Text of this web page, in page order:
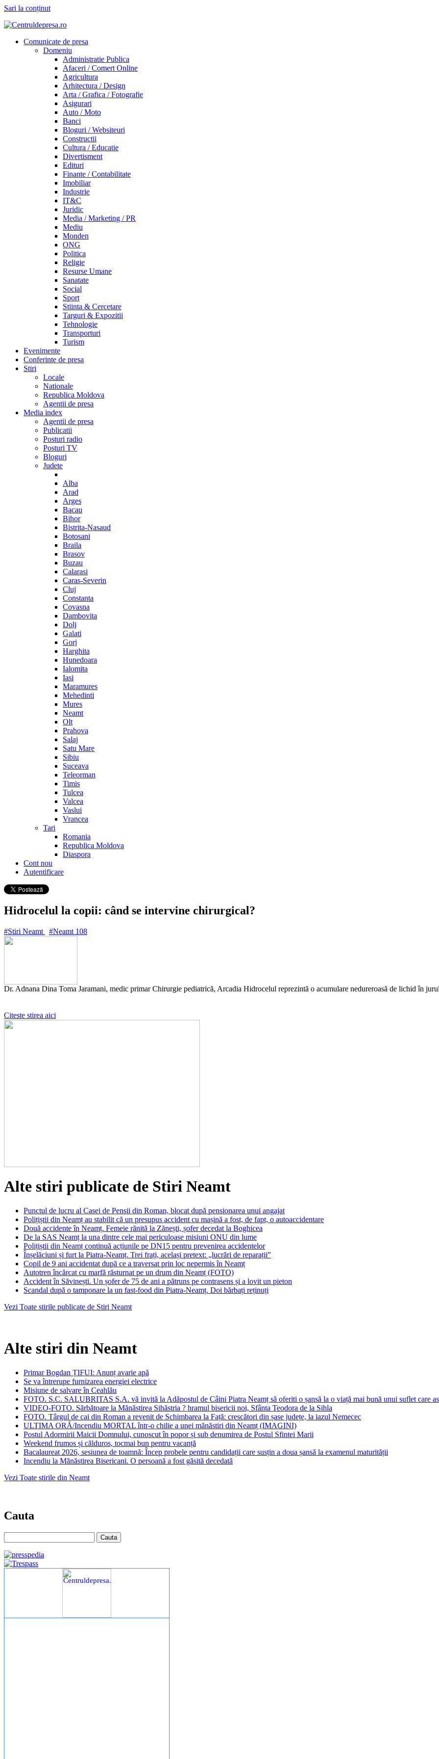
Sari la conținut
Comunicate de presa
Domeniu
Administratie Publica
Afaceri / Comert Online
Agricultura
Arhitectura / Design
Arta / Grafica / Fotografie
Asigurari
Auto / Moto
Banci
Bloguri / Websiteuri
Constructii
Cultura / Educatie
Divertisment
Edituri
Finante / Contabilitate
Imobiliar
Industrie
IT&C
Juridic
Media / Marketing / PR
Mediu
Monden
ONG
Politica
Religie
Resurse Umane
Sanatate
Social
Sport
Stiinta & Cercetare
Targuri & Expozitii
Tehnologie
Transporturi
Turism
Evenimente
Conferinte de presa
Stiri
Locale
Nationale
Republica Moldova
Agentii de presa
Media index
Agentii de presa
Publicatii
Posturi radio
Posturi TV
Bloguri
Judete
Alba
Arad
Arges
Bacau
Bihor
Bistrita-Nasaud
Botosani
Braila
Brasov
Buzau
Calarasi
Caras-Severin
Cluj
Constanta
Covasna
Dambovita
Dolj
Galati
Gorj
Harghita
Hunedoara
Ialomita
Iasi
Maramures
Mehedinti
Mures
Neamt
Olt
Prahova
Salaj
Satu Mare
Sibiu
Suceava
Teleorman
Timis
Tulcea
Valcea
Vaslui
Vrancea
Tari
Romania
Republica Moldova
Diaspora
Cont nou
Autentificare
Hidrocelul la copii: când se intervine chirurgical?
#Stiri Neamt #Neamt 108
Dr. Adnana Dina Toma Jaramani, medic primar Chirurgie pediatrică, Arcadia Hidrocelul reprezintă o acumulare nedureroasă de lichid în
Citeste stirea aici
Alte stiri publicate de Stiri Neamt
Punctul de lucru al Casei de Pensii din Roman, blocat după pensionarea unui angajat
Polițiștii din Neamț au stabilit că un presupus accident cu mașină a fost, de fapt, o autoaccidentare
Două accidente în Neamț. Femeie rănită la Zănești, șofer decedat la Boghicea
De la SAS Neamț la una dintre cele mai periculoase misiuni ONU din lume
Polițiștii din Neamț continuă acțiunile pe DN15 pentru prevenirea accidentelor
Înșelăciuni și furt la Piatra-Neamț. Trei frați, același pretext: „lucrări de reparații”
Copil de 9 ani accidentat după ce a traversat prin loc nepermis în Neamț
Autotren încărcat cu marfă răsturnat pe un drum din Neamț (FOTO)
Accident în Săvinești. Un șofer de 75 de ani a pătruns pe contrasens și a lovit un pieton
Scandal după o tamponare la un fast-food din Piatra-Neamț. Doi bărbați reținuți
Vezi Toate stirile publicate de Stiri Neamt
Alte stiri din Neamt
Primar Bogdan ȚIFUI: Anunț avarie apă
Se va întrerupe furnizarea energiei electrice
Misiune de salvare în Ceahlău
FOTO. S.C. SALUBRITAS S.A. vă invită la Adăpostul de Câini Piatra Neamț să oferiti o șansă la o viață mai bună unui suflet care
VIDEO-FOTO. Sărbătoare la Mănăstirea Sihăstria ? hramul bisericii noi, Sfânta Teodora de la Sihla
FOTO. Târgul de cai din Roman a revenit de Schimbarea la Față: crescători din șase județe, la iazul Nemecec
ULTIMA ORĂ/Incendiu MORTAL într-o chilie a unei mănăstiri din Neamț (IMAGINI)
Postul Adormirii Maicii Domnului, cunoscut în popor și sub denumirea de Postul Sfintei Marii
Weekend frumos și călduros, tocmai bun pentru vacanță
Bacalaureat 2026, sesiunea de toamnă: Încep probele pentru candidații care susțin a doua șansă la examenul maturității
Incendiu la Mănăstirea Bisericani. O persoană a fost găsită decedată
Vezi Toate stirile din Neamt
Cauta